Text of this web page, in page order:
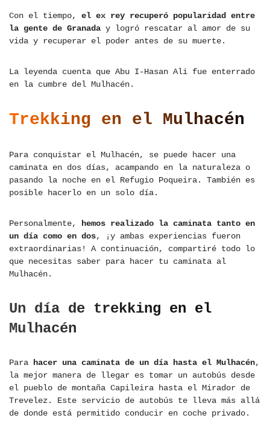
Con el tiempo, el ex rey recuperó popularidad entre
la gente de Granada y logró rescatar al amor de su
vida y recuperar el poder antes de su muerte.
La leyenda cuenta que Abu I-Hasan Ali fue enterrado
en la cumbre del Mulhacén.
Trekking en el Mulhacén
Para conquistar el Mulhacén, se puede hacer una
caminata en dos días, acampando en la naturaleza o
pasando la noche en el Refugio Poqueira. También es
posible hacerlo en un solo día.
Personalmente, hemos realizado la caminata tanto en
un día como en dos, ¡y ambas experiencias fueron
extraordinarias! A continuación, compartiré todo lo
que necesitas saber para hacer tu caminata al
Mulhacén.
Un día de trekking en el
Mulhacén
Para hacer una caminata de un día hasta el Mulhacén,
la mejor manera de llegar es tomar un autobús desde
el pueblo de montaña Capileira hasta el Mirador de
Trevelez. Este servicio de autobús te lleva más allá
de donde está permitido conducir en coche privado.